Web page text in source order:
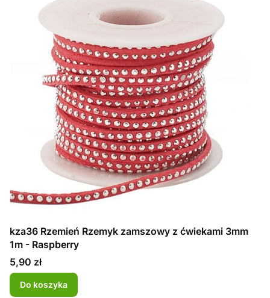
kza36 Rzemień Rzemyk zamszowy z ćwiekami 3mm
1m - Raspberry
Cena
5,90 zł
Do koszyka